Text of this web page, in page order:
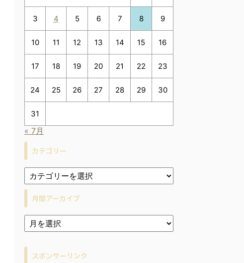
3 4 5 6 7 8 9
10 11 12 13 14 15 16
17 18 19 20 21 22 23
24 25 26 27 28 29 30
31
« 7月
カテゴリー
月間アーカイブ
ア
ー
スポンサーリンク